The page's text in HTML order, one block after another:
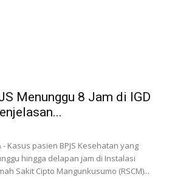
Menunggu 8 Jam di IGD
- Kasus pasien BPJS Kesehatan yang
hingga delapan jam di Instalasi
Sakit Cipto Mangunkusumo (RSCM)...